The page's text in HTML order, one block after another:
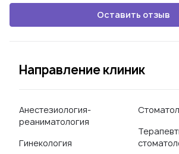
Оставить отзыв
Направление клиник
Анестезиология-
реаниматология
Гинекология